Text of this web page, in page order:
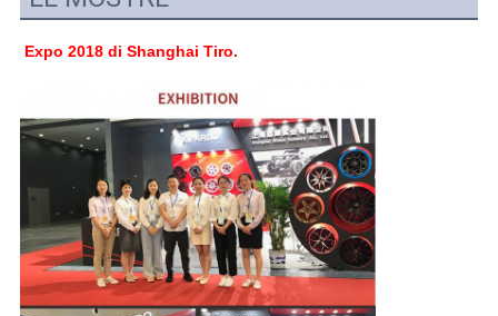
Expo 2018 di Shanghai Tiro.